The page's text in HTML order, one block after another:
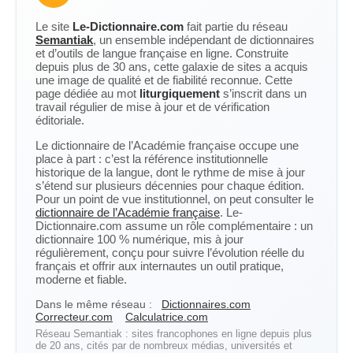
Le site Le-Dictionnaire.com fait partie du réseau
Semantiak, un ensemble indépendant de dictionnaires
et d’outils de langue française en ligne. Construite
depuis plus de 30 ans, cette galaxie de sites a acquis
une image de qualité et de fiabilité reconnue. Cette
page dédiée au mot liturgiquement s’inscrit dans un
travail régulier de mise à jour et de vérification
éditoriale.
Le dictionnaire de l’Académie française occupe une
place à part : c’est la référence institutionnelle
historique de la langue, dont le rythme de mise à jour
s’étend sur plusieurs décennies pour chaque édition.
Pour un point de vue institutionnel, on peut consulter le
dictionnaire de l’Académie française. Le-
Dictionnaire.com assume un rôle complémentaire : un
dictionnaire 100 % numérique, mis à jour
régulièrement, conçu pour suivre l’évolution réelle du
français et offrir aux internautes un outil pratique,
moderne et fiable.
Dans le même réseau :
Dictionnaires.com
Correcteur.com
Calculatrice.com
Réseau Semantiak : sites francophones en ligne depuis plus
de 20 ans, cités par de nombreux médias, universités et